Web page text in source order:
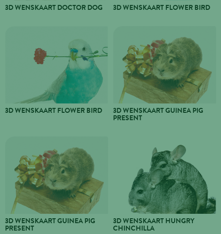
3D WENSKAART DOCTOR DOG 3D WENSKAART FLOWER BIRD
3D WENSKAART FLOWER BIRD 3D WENSKAART GUINEA PIG
PRESENT
3D WENSKAART GUINEA PIG
PRESENT
3D WENSKAART HUNGRY
CHINCHILLA